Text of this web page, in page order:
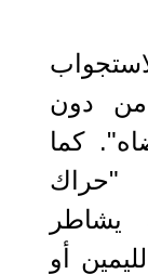
دون
كما
"حراك
يشاطر
أو